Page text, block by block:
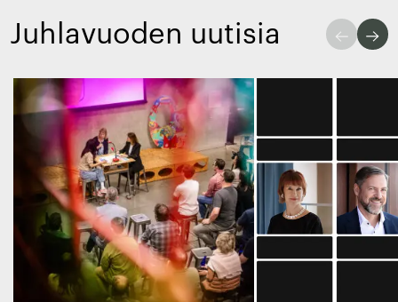
Juhlavuoden uutisia